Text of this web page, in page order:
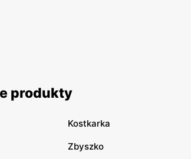
produkty
Kostkarka
Zbyszko